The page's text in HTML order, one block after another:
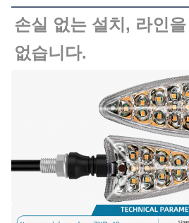
손실 없는 설치, 라인
없습니다.